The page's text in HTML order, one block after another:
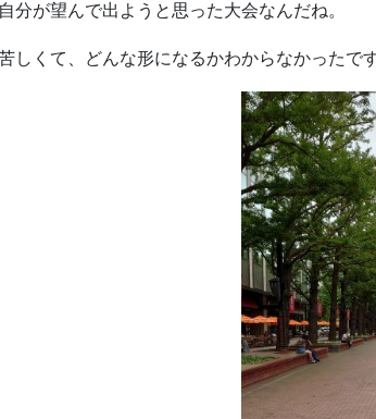
が望んで出ようと思った大会なんだね。
くて、どんな形になるかわからなかったで